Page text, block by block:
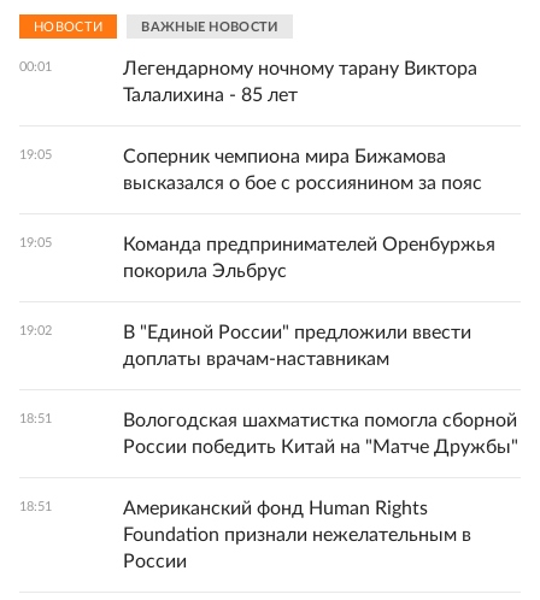
НОВОСТИ ВАЖНЫЕ НОВОСТИ
00:01
Легендарному ночному тарану Виктора
Талалихина - 85 лет
19:05
Соперник чемпиона мира Бижамова
высказался о бое с россиянином за пояс
19:05
Команда предпринимателей Оренбуржья
покорила Эльбрус
19:02
В "Единой России" предложили ввести
доплаты врачам-наставникам
18:51
Вологодская шахматистка помогла сборной
России победить Китай на "Матче Дружбы"
18:51
Американский фонд Human Rights
Foundation признали нежелательным в
России